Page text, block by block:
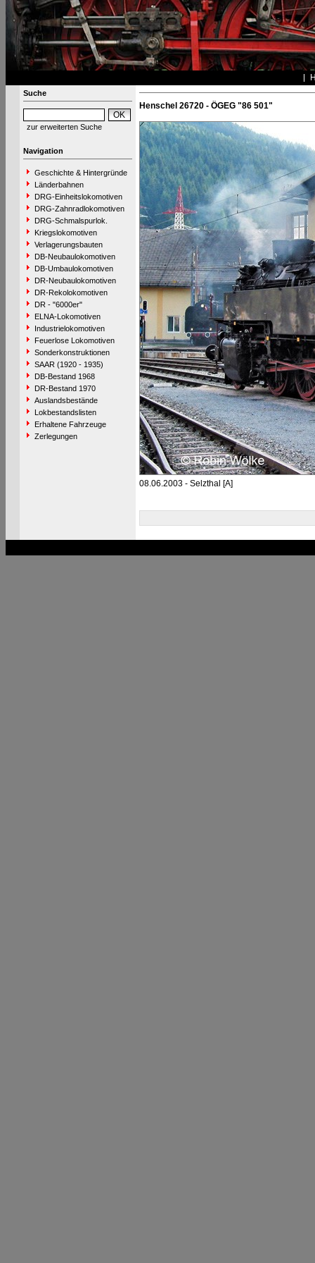
Suche
zur erweiterten Suche
Navigation
Geschichte & Hintergründe
Länderbahnen
DRG-Einheitslokomotiven
DRG-Zahnradlokomotiven
DRG-Schmalspurlok.
Kriegslokomotiven
Verlagerungsbauten
DB-Neubaulokomotiven
DB-Umbaulokomotiven
DR-Neubaulokomotiven
DR-Rekolokomotiven
DR - "6000er"
ELNA-Lokomotiven
Industrielokomotiven
Feuerlose Lokomotiven
Sonderkonstruktionen
SAAR (1920 - 1935)
DB-Bestand 1968
DR-Bestand 1970
Auslandsbestände
Lokbestandslisten
Erhaltene Fahrzeuge
Zerlegungen
Henschel 26720 - ÖGEG "86 501"
08.06.2003 - Selzthal [A]